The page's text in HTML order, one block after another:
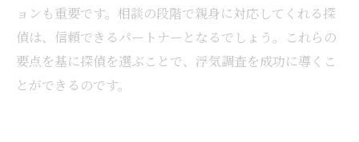
ョンも重要です。相談の段階で親身に対応してくれる探
偵は、信頼できるパートナーとなるでしょう。これらの
要点を基に探偵を選ぶことで、浮気調査を成功に導くこ
とができるのです。